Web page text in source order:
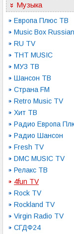
Музыка
Европа Плюс ТВ
Music Box Russian
RU TV
ТНТ MUSIC
МУЗ ТВ
Шансон ТВ
Страна FM
Retro Music TV
Хит ТВ
Радио Европа
Радио Шансон
Fresh TV
DMC MUSIC TV
Релакс ТВ
4fun TV
Rock TV
Rockland TV
Virgin Radio TV
СГДФ24